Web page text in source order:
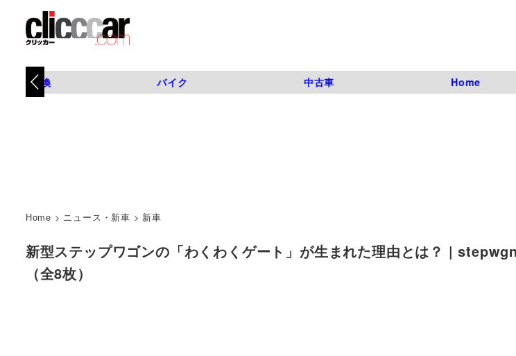
タイヤ交換 バイク 中古車 Home
Home > ニュース・新車 > 新車
新型ステップワゴンの「わくわくゲート」が生まれた理由とは？ |
（全8枚）